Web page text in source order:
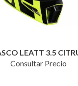
LEATT 3.5
Consultar Precio